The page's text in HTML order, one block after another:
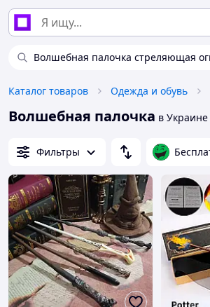
Волшебная палочка стреляющая
Каталог товаров Одежда и обувь
Волшебная палочка в Украине
Фильтры